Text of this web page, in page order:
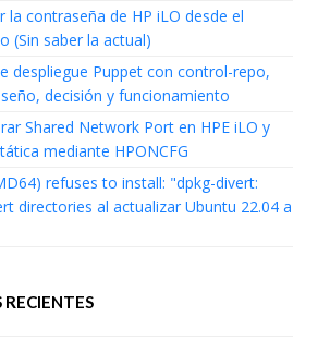
la contraseña de HP iLO desde el
(Sin saber la actual)
despliegue Puppet con control-repo,
decisión y funcionamiento
Shared Network Port en HPE iLO y
mediante HPONCFG
refuses to install: "dpkg-divert:
directories al actualizar Ubuntu 22.04 a